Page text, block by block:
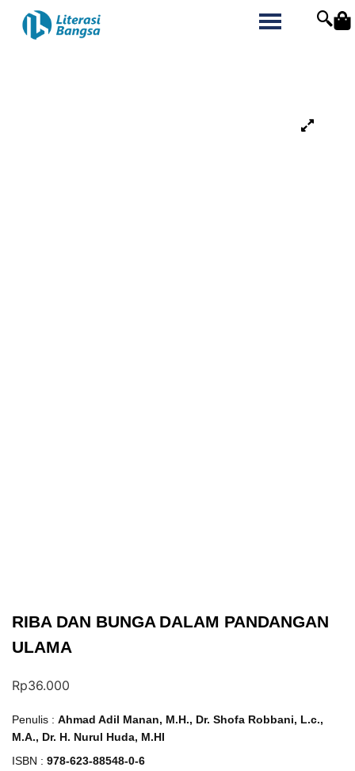
RIBA DAN BUNGA DALAM PANDANGAN
ULAMA
Rp36.000
Penulis : Ahmad Adil Manan, M.H., Dr. Shofa Robbani, L.c.,
M.A., Dr. H. Nurul Huda, M.HI
ISBN : 978-623-88548-0-6